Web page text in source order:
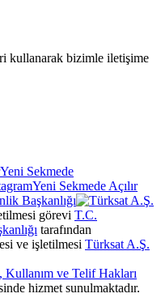
kullanarak bizimle iletişime
Yeni Sekmede
Yeni Sekmede Açılır
görevi T.C.
tarafından
ve işletilmesi Türksat A.Ş.
ve Telif Hakları
hizmet sunulmaktadır.